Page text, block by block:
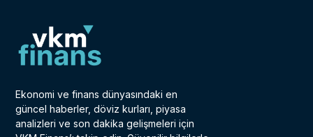
Ekonomi ve finans dünyasındaki en
güncel haberler, döviz kurları, piyasa
analizleri ve son dakika gelişmeleri için